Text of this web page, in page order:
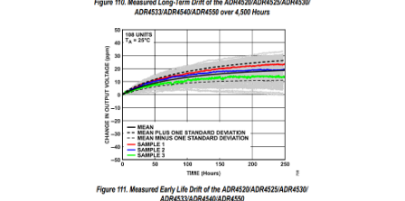
所以在PCB整板焊接制作完成后，立刻进行校准是